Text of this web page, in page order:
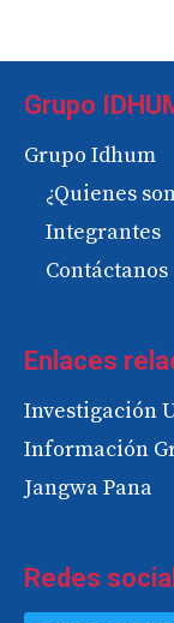
Grupo
Grupo Idhum
¿Quienes
Integrantes
Contáctanos
Enlaces
Investigación
Información
Jangwa Pana
Redes